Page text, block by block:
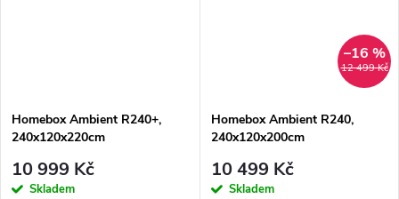
Homebox Ambient R240+,
240x120x220cm
10 999 Kč
Skladem
12 499 Kč
–16 %
Homebox Ambient R240,
240x120x200cm
10 499 Kč
Skladem